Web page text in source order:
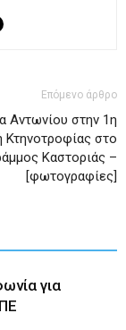
Επόμενο άρθρο
Αντωνίου στην 1η
Κτηνοτροφίας στο
Καστοριάς –
[φωτογραφίες]
για